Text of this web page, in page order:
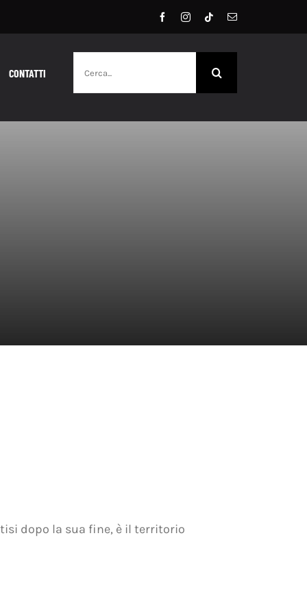
CONTATTI
per:
dopo la sua fine, è il territorio